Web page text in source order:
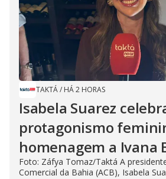
TAKTÁ/ HÁ 2 HORAS
Isabela Suarez
protagonismo
homenagem a Ivana
Foto: Záfya Tomaz/Taktá A
Comercial da Bahia (ACB), Isabela